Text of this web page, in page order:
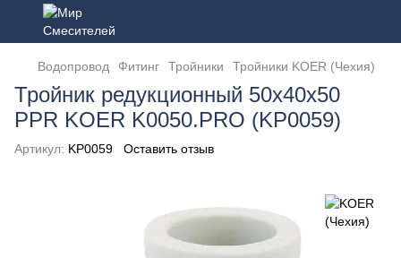
Водопровод Фитинг Тройники Тройники KOER (Чехия)
Тройник редукционный 50x40x50
PPR KOER K0050.PRO (KP0059)
Артикул: KP0059 Оставить отзыв